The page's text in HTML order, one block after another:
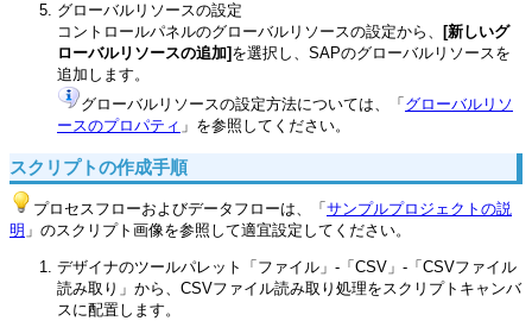
グローバルリソースの設定
コントロールパネルのグローバルリソースの設定から、
[新しいグ
ローバルリソースの追加] を選択し、SAPのグローバルリソースを
追加します。
グローバルリソースの設定方法については、「 グローバルリソ
ースのプロパティ 」を参照してください。
スクリプトの作成手順
プロセスフローおよびデータフローは、「 サンプルプロジェクトの説
明 」のスクリプト画像を参照して適宜設定してください。
デザイナのツールパレット「ファイル」-「CSV」-「CSVファイル
読み取り」から、CSVファイル読み取り処理をスクリプトキャンバ
スに配置します。